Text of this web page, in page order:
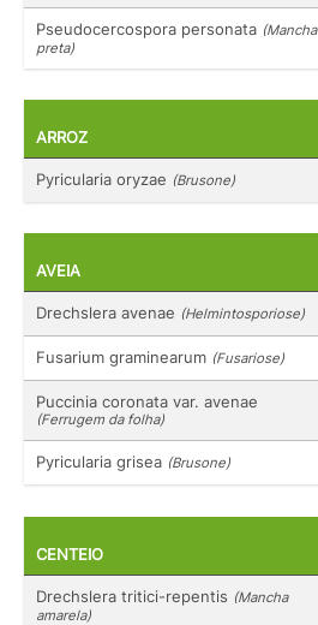
Pseudocercospora personata (Mancha
preta)
ARROZ
Pyricularia oryzae (Brusone)
AVEIA
Drechslera avenae (Helmintosporiose)
Fusarium graminearum (Fusariose)
Puccinia coronata var. avenae
(Ferrugem da folha)
Pyricularia grisea (Brusone)
CENTEIO
Drechslera tritici-repentis (Mancha
amarela)